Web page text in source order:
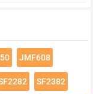
JMF608
SF2382